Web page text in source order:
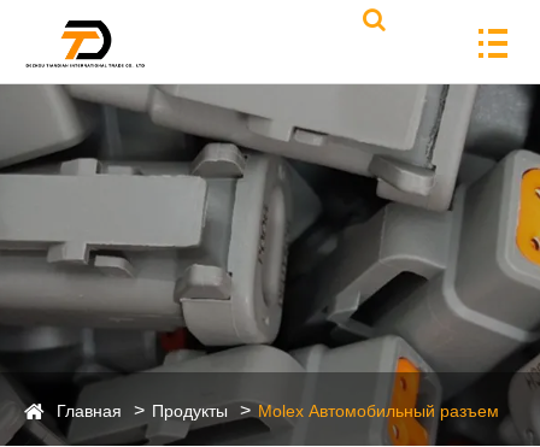
Главная Продукты Molex Автомобильный разъем